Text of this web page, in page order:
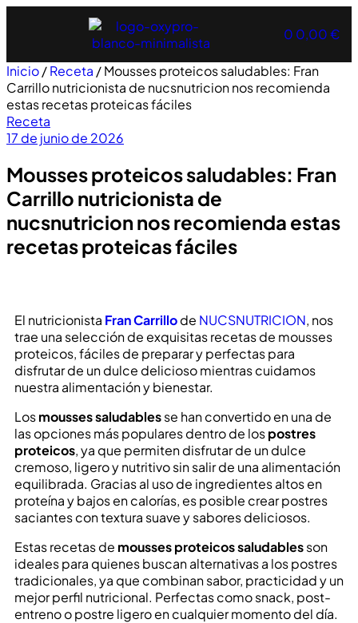
0 0,00€
Inicio/Receta / Mousses proteicos saludables: Fran
Carrillo nutricionista de nucsnutricion nos recomienda
estas recetas proteicas fáciles
Receta
17 de junio de 2026
Mousses proteicos saludables: Fran
Carrillo nutricionista de
nucsnutricion nos recomienda estas
recetas proteicas fáciles
El nutricionista Fran Carrillode NUCSNUTRICION, nos
trae una selección de exquisitas recetas de mousses
proteicos, fáciles de preparar y perfectas para
disfrutar de un dulce delicioso mientras cuidamos
nuestra alimentación y bienestar.
Losmousses saludablesse han convertido en una de
las opciones más populares dentro de lospostres
proteicos, ya que permiten disfrutar de un dulce
cremoso, ligero y nutritivo sin salir de una alimentación
equilibrada. Gracias al uso de ingredientes altos en
proteína y bajos en calorías, es posible crear postres
saciantes con textura suave y sabores deliciosos.
Estas recetas de mousses proteicos saludablesson
ideales para quienes buscan alternativas a los postres
tradicionales, ya que combinan sabor, practicidad y un
mejor perfil nutricional. Perfectas como snack, post-
entreno o postre ligero en cualquier momento del día.